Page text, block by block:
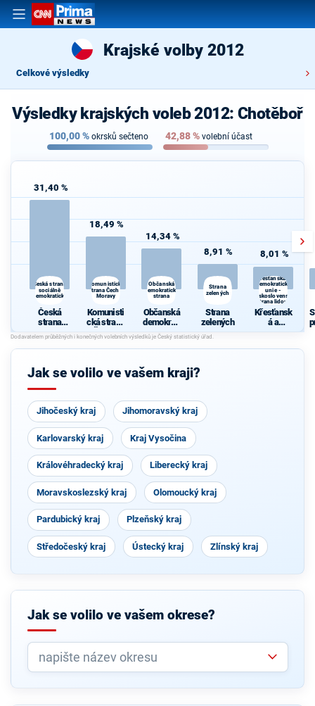
Krajské volby 2012
Celkové výsledky
Výsledky krajských voleb 2012: Chotěboř
100,00% okrsků sečteno 42,88% volební účast
31,40 %
Česká strana
sociálně
demokratická
Česká
strana
sociálně
demokrati
cká
18,49 %
Komunistická
strana Čech a
Moravy
Komunisti
cká strana
Čech a
Moravy
14,34 %
Občanská
demokratická
strana
Občanská
demokrati
cká strana
8,91 %
Strana
zelených
Strana
zelených
8,01 %
Křesťanská a
demokratická
unie -
Československá
strana lidová
Křesťansk
á a
demokrati
Českoslov
Jak se volilo ve vašem kraji?
Jihočeský kraj Jihomoravský kraj
Karlovarský kraj Kraj Vysočina
Královéhradecký kraj Liberecký kraj
Moravskoslezský kraj Olomoucký kraj
Pardubický kraj Plzeňský kraj
Středočeský kraj Ústecký kraj Zlínský kraj
Jak se volilo ve vašem okrese?